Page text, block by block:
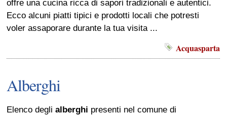
offre una cucina ricca di sapori tradizionali e autentici.
Ecco alcuni piatti tipici e prodotti locali che potresti
voler assaporare durante la tua visita ...
Acquasparta
Alberghi
Elenco deglialberghi presenti nel comune di